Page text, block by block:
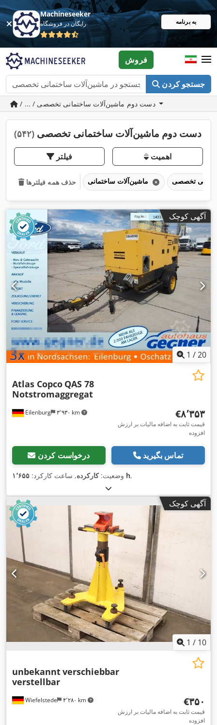
Machineseeker
رایگان در فروشگاه به برنامه
جستجو کردن
فروش
/ ... / دست دوم ماشین‌آلات ساختمانی تخصصی
دست دوم ماشین‌آلات ساختمانی تخصصی (۵۴۲)
فیلتر اهمیت
حذف همه فیلترها
آگهی کوچک
1 /20
Eilenburg ۳٬۹۳۰ km
Atlas Copco QAS 78
Notstromaggregat
‎€۸٬۳۵۳
قیمت ثابت به اضافه مالیات بر ارزش
افزوده
درخواست کردن تماس بگیرید
وضعیت:کارکرده, ساعت کارکرد: ۱٬۶۵۵ h,
آگهی کوچک
1 / 10
Wiefelstede ۴٬۲۸۰ km
unbekanntverschiebbar
verstellbar
‎€۳۵۰
قیمت ثابت به اضافه مالیات بر ارزش
افزوده